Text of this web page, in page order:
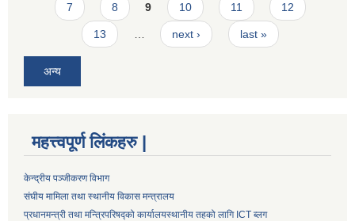
7 8 9 10 11 12
13 … next › last »
अन्य
महत्त्वपूर्ण लिंकहरु |
केन्द्रीय पञ्जीकरण विभाग
संघीय मामिला तथा स्थानीय विकास मन्त्रालय
प्रधानमन्त्री तथा मन्त्रिपरिषद्को कार्यालयस्थानीय तहको लागि ICT ब्लग